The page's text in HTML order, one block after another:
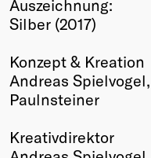
Winners
Past
Annual
Auszeichnung:
Silber (2017)
Konzept & Kreation
Andreas
Paulnsteiner
Kreativdirektor